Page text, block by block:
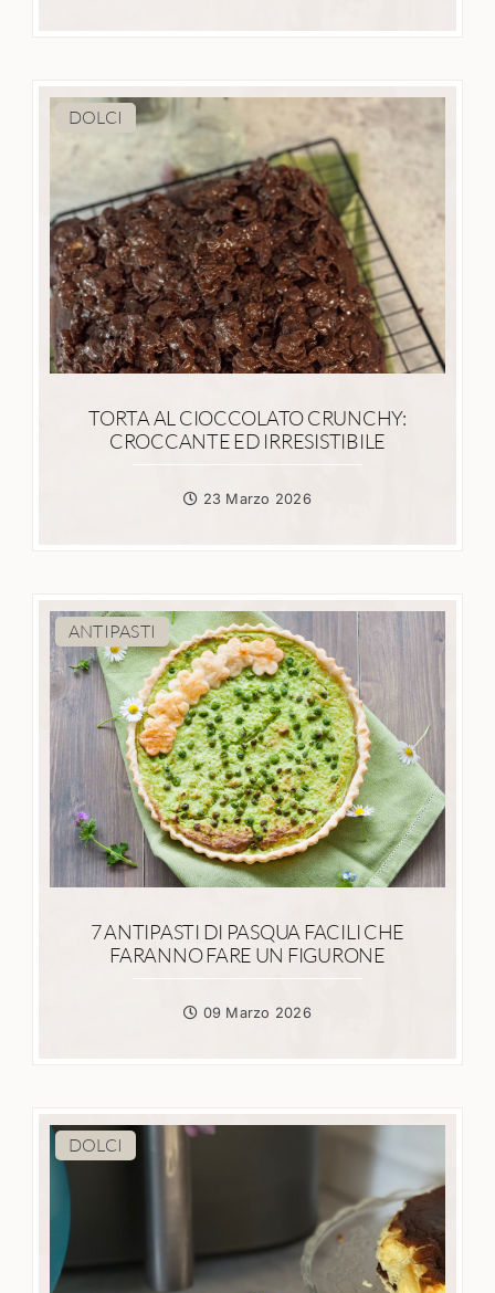
DOLCI
TORTA AL CIOCCOLATO CRUNCHY:
CROCCANTE ED IRRESISTIBILE
23 Marzo 2026
ANTIPASTI
7 ANTIPASTI DI PASQUA FACILI CHE
FARANNO FARE UN FIGURONE
09 Marzo 2026
DOLCI